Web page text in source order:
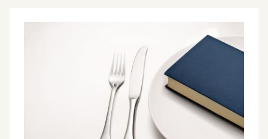
en kommentar – et spejl af den kultur, filmen er skabt i.